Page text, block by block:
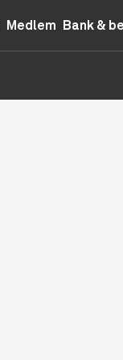
Medlem Bank &